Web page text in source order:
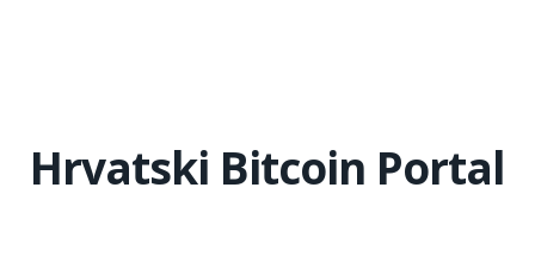
Hrvatski Bitcoin Portal